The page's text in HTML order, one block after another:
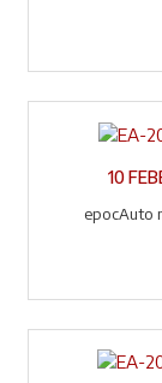
10
epocAuto